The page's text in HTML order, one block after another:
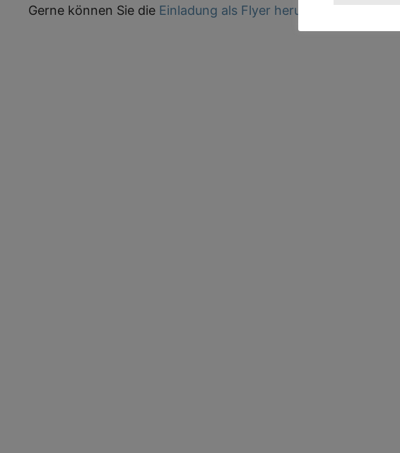
Gerne können Sie die Einladung als Flyer herunterladen